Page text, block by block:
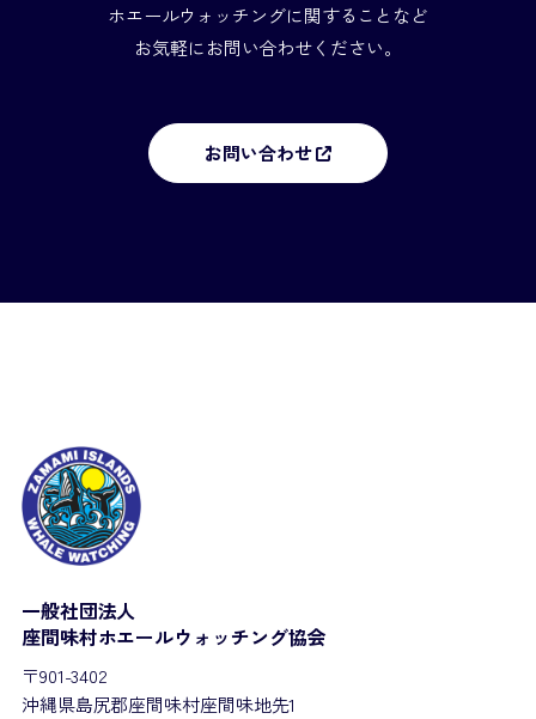
ホエールウォッチングに関することなど
お気軽にお問い合わせください。
お問い合わせ
一般社団法人
座間味村ホエールウォッチング協会
〒901-3402
沖縄県島尻郡座間味村座間味地先1